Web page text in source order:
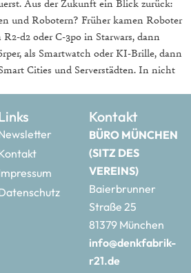
und Robotern? Früher kamen Roboter
d2 oder C-3po in Starwars, dann
als Smartwatch oder KI-Brille, dann
Cities und Serverstädten. In nicht
Kontakt
BÜRO MÜNCHEN
(SITZ DES
VEREINS)
Baierbrunner
Straße 25
81379 München
info@denkfabrik-
r21.de